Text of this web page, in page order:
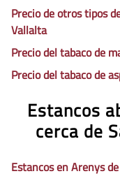
Precio de otros tipos
Vallalta
Precio del tabaco de
Precio del tabaco de
Estancos
cerca de
Estancos en Arenys